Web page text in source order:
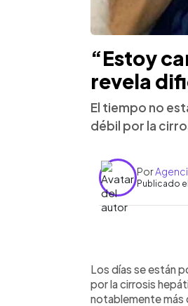
“Estoy
revela
El tiempo no
débil por la
Por
Publicado
Los días se están
por la cirrosis
notablemente más